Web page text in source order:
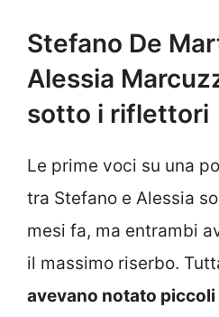
Stefano De
Alessia
sotto i riflettori
Le prime voci su una
tra Stefano e Alessia
mesi fa, ma entrambi
il massimo riserbo.
avevano notato piccoli